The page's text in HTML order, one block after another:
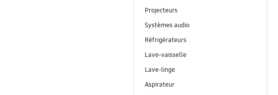
Projecteurs
Systèmes audio
Réfrigérateurs
Lave-vaisselle
Lave-linge
Aspirateur